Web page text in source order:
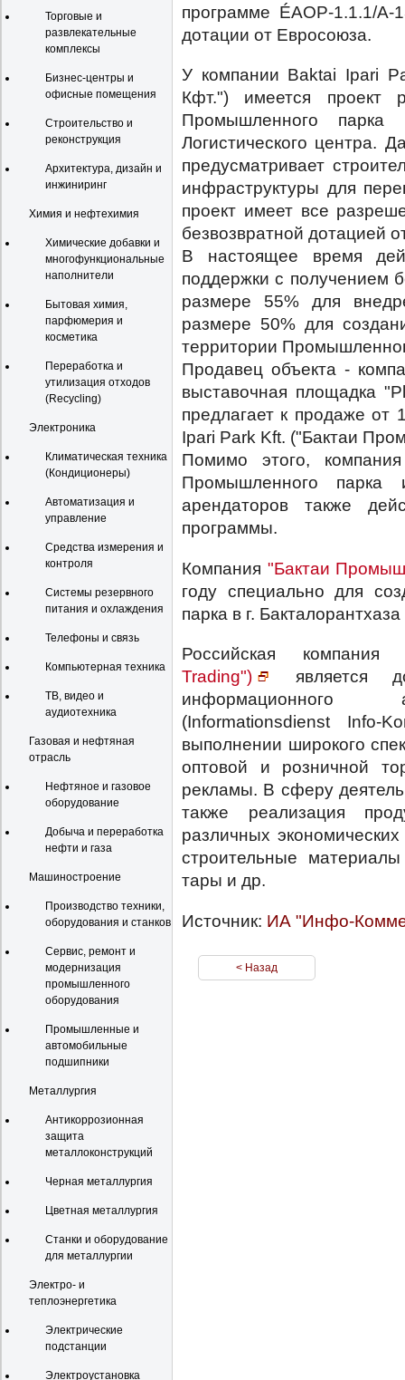
Торговые и
развлекательные
комплексы
Бизнес-центры и
офисные помещения
Строительство и
реконструкция
Архитектура, дизайн и
инжиниринг
Химия и нефтехимия
Химические добавки и
многофункциональные
наполнители
Бытовая химия,
парфюмерия и
косметика
Переработка и
утилизация отходов
(Recycling)
Электроника
Климатическая техника
(Кондиционеры)
Автоматизация и
управление
Средства измерения и
контроля
Системы резервного
питания и охлаждения
Телефоны и связь
Компьютерная техника
ТВ, видео и
аудиотехника
Газовая и нефтяная
отрасль
Нефтяное и газовое
оборудование
Добыча и переработка
нефти и газа
Машиностроение
Производство техники,
оборудования и станков
Сервис, ремонт и
модернизация
промышленного
оборудования
Промышленные и
автомобильные
подшипники
Металлургия
Антикоррозионная
защита
металлоконструкций
Черная металлургия
Цветная металлургия
Станки и оборудование
для металлургии
Электро- и
теплоэнергетика
Электрические
подстанции
Электроустановка
программе ÉAOP-1.1.1/
дотации от Евросоюза.
У компании Baktai Ipari
Кфт.") имеется проект
Промышленного
Логистического центра.
предусматривает
инфраструктуры для
проект имеет все
безвозвратной дотацией
В настоящее время
поддержки с получением
размере 55% для
размере 50% для
территории
Продавец объекта -
выставочная площадка
предлагает к продаже от
Ipari Park Kft. ("Бактаи
Помимо этого,
Промышленного парка
арендаторов также
программы.
Компания "Бактаи
году специально для
парка в г.
Российская компания
Trading")
является
информационного
(Informationsdienst Info-
выполнении широкого
оптовой и розничной
рекламы. В сферу
также реализация
различных
строительные
тары и др.
Источник: ИА "Инфо-
< Назад